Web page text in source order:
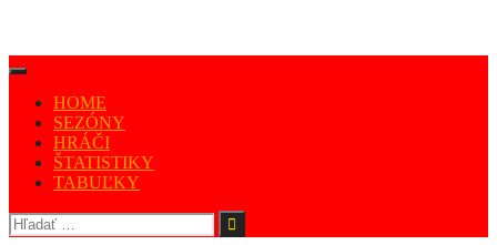
HOME
SEZÓNY
HRÁČI
ŠTATISTIKY
TABUĽKY